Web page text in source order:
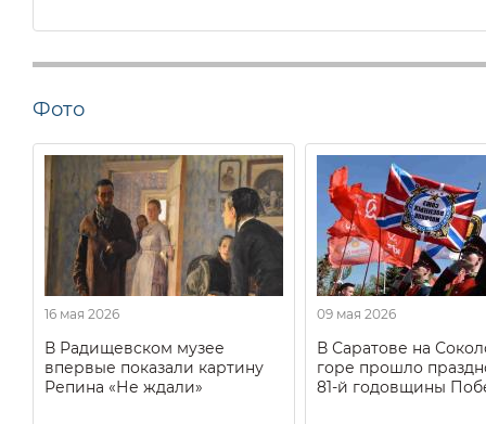
Фото
16 мая 2026
В Радищевском музее
впервые показали картину
Репина «Не ждали»
09 мая 2026
В Саратове на
горе прошло
81-й годовщины